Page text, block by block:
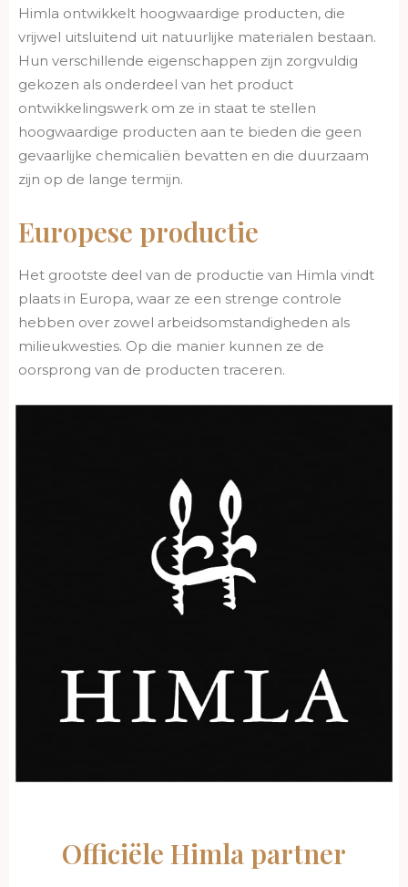
Himla ontwikkelt hoogwaardige producten, die
vrijwel uitsluitend uit natuurlijke materialen bestaan.
Hun verschillende eigenschappen zijn zorgvuldig
gekozen als onderdeel van het product
ontwikkelingswerk om ze in staat te stellen
hoogwaardige producten aan te bieden die geen
gevaarlijke chemicaliën bevatten en die duurzaam
zijn op de lange termijn.
Europese productie
Het grootste deel van de productie van Himla vindt
plaats in Europa, waar ze een strenge controle
hebben over zowel arbeidsomstandigheden als
milieukwesties. Op die manier kunnen ze de
oorsprong van de producten traceren.
Officiële Himla partner